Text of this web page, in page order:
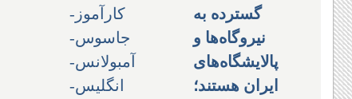
گسترده به
نیروگاه‌ها و
پالایشگاه‌های
ایران هستند؛